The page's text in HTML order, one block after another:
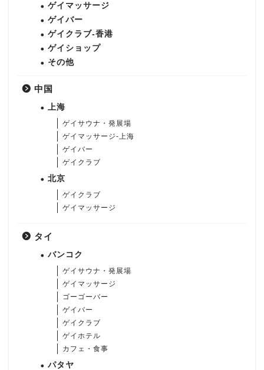
ゲイマッサージ
ゲイバー
ゲイクラブ-香港
ゲイショップ
その他
中国
上海
ゲイサウナ・発展場
ゲイマッサージ-上海
ゲイバー
ゲイクラブ
北京
ゲイクラブ
ゲイマッサージ
タイ
バンコク
ゲイサウナ・発展場
ゲイマッサージ
ゴーゴーバー
ゲイバー
ゲイクラブ
ゲイホテル
カフェ・食事
パタヤ